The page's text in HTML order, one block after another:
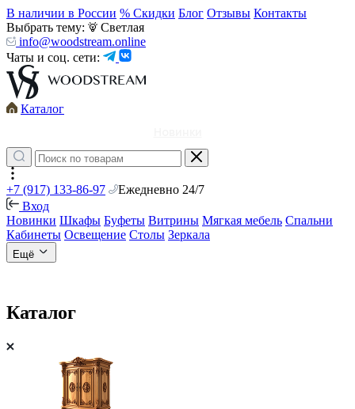
В наличии в России % Скидки Блог Отзывы Контакты
Выбрать тему:
Светлая
info@woodstream.online
Чаты и соц. сети:
Каталог
+7 (917) 133-86-97
Ежедневно 24/7
Вход
Новинки Шкафы Буфеты Витрины Мягкая мебель Спальни
Кабинеты Освещение Столы Зеркала
Ещё
Каталог